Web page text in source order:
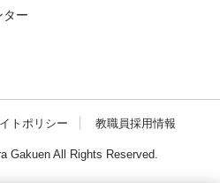
ター
トポリシー 教職員採用情報
Gakuen All Rights Reserved.